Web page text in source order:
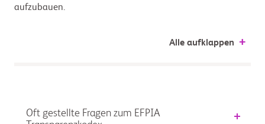
aufzubauen.
Alle aufklappen
Oft gestellte Fragen zum EFPIA